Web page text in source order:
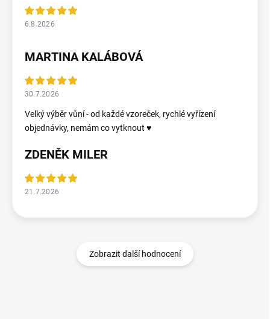
6.8.2026
MARTINA KALÁBOVÁ
30.7.2026
Velký výběr vůní - od každé vzoreček, rychlé vyřízení
objednávky, nemám co vytknout ♥️
ZDENĚK MILER
21.7.2026
Zobrazit další hodnocení